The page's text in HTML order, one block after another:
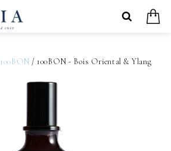
100BON / 100BON - Bois Oriental & Ylang